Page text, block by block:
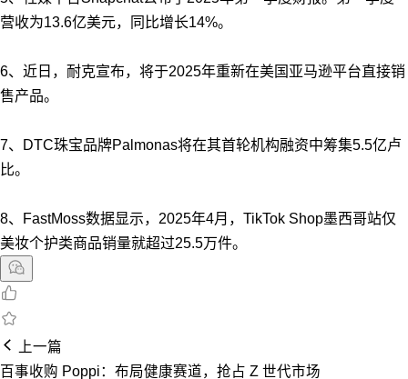
营收为13.6亿美元，同比增长14%。
6、近日，耐克宣布，将于2025年重新在美国亚马逊平台直接销
售产品。
7、DTC珠宝品牌Palmonas将在其首轮机构融资中筹集5.5亿卢
比。
8、FastMoss数据显示，2025年4月，TikTok Shop墨西哥站仅
美妆个护类商品销量就超过25.5万件。
上一篇
百事收购 Poppi：布局健康赛道，抢占 Z 世代市场